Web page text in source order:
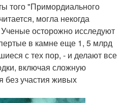
того "Примордиального
могла некогда
осторожно исследуют
в камне еще 1, 5 млрд
с тех пор, - и делают все
включая сложную
без участия живых